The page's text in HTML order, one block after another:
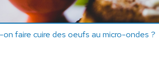
on faire cuire des oeufs au micro-ondes ?